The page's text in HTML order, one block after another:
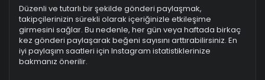
Düzenli ve tutarlı bir şekilde gönderi paylaşmak,
takipçilerinizin sürekli olarak içeriğinizle etkileşime
girmesini sağlar. Bu nedenle, her gün veya haftada birkaç
kez gönderi paylaşarak beğeni sayısını arttırabilirsiniz. En
iyi paylaşım saatleri için Instagram istatistiklerinize
bakmanız önerilir.